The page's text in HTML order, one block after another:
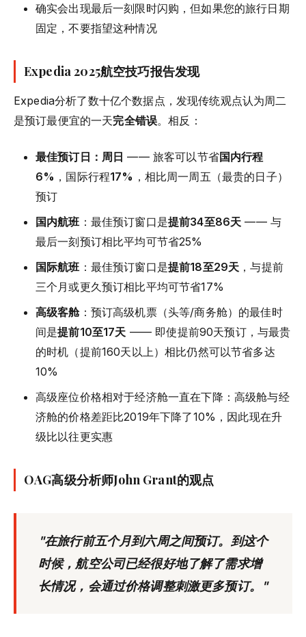
确实会出现最后一刻限时闪购，但如果您的旅行日期
固定，不要指望这种情况
Expedia 2025航空技巧报告发现
Expedia分析了数十亿个数据点，发现传统观点认为周二
是预订最便宜的一天完全错误。相反：
最佳预订日：周日 —— 旅客可以节省国内行程
6% ，国际行程17% ，相比周一周五（最贵的日子）
预订
国内航班 ：最佳预订窗口是提前34至86天 —— 与
最后一刻预订相比平均可节省25%
国际航班 ：最佳预订窗口是提前18至29天 ，与提前
三个月或更久预订相比平均可节省17%
高级客舱：预订高级机票（头等/商务舱）的最佳时
间是提前10至17天 —— 即使提前90天预订，与最贵
的时机（提前160天以上）相比仍然可以节省多达
10%
高级座位价格相对于经济舱一直在下降：高级舱与经
济舱的价格差距比2019年下降了10%，因此现在升
级比以往更实惠
OAG高级分析师John Grant的观点
"在旅行前五个月到六周之间预订。到这个
时候，航空公司已经很好地了解了需求增
长情况，会通过价格调整刺激更多预订。"